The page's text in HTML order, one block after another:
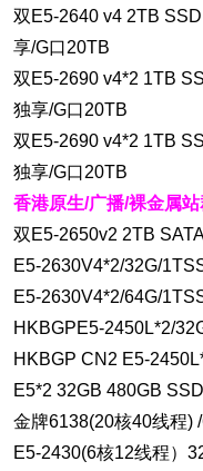
双E5-2640 v4 2TB
享/G口20TB
双E5-2690 v4*2 1TB
独享/G口20TB
双E5-2690 v4*2 1TB
独享/G口20TB
香港原生/广播/裸金属站
双E5-2650v2 2TB
E5-2630V4*2/32G/
E5-2630V4*2/64G/
HKBGPE5-2450L*2/
HKBGP CN2 E5-
E5*2 32GB 480GB
金牌6138(20核40线程)
E5-2430(6核12线程）